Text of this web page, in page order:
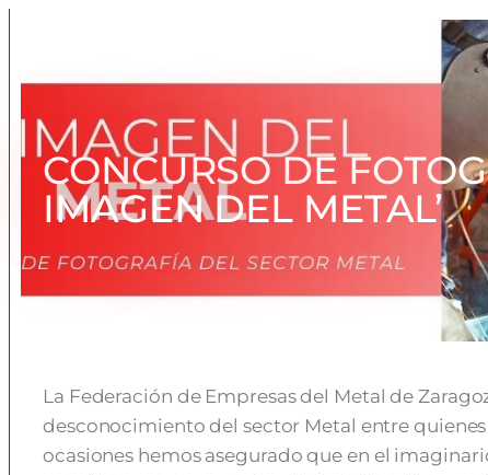
CONCURSO DE
IMAGEN DEL METAL’
La Federación de Empresas del Metal de
desconocimiento del sector Metal entre quienes
ocasiones hemos asegurado que en el